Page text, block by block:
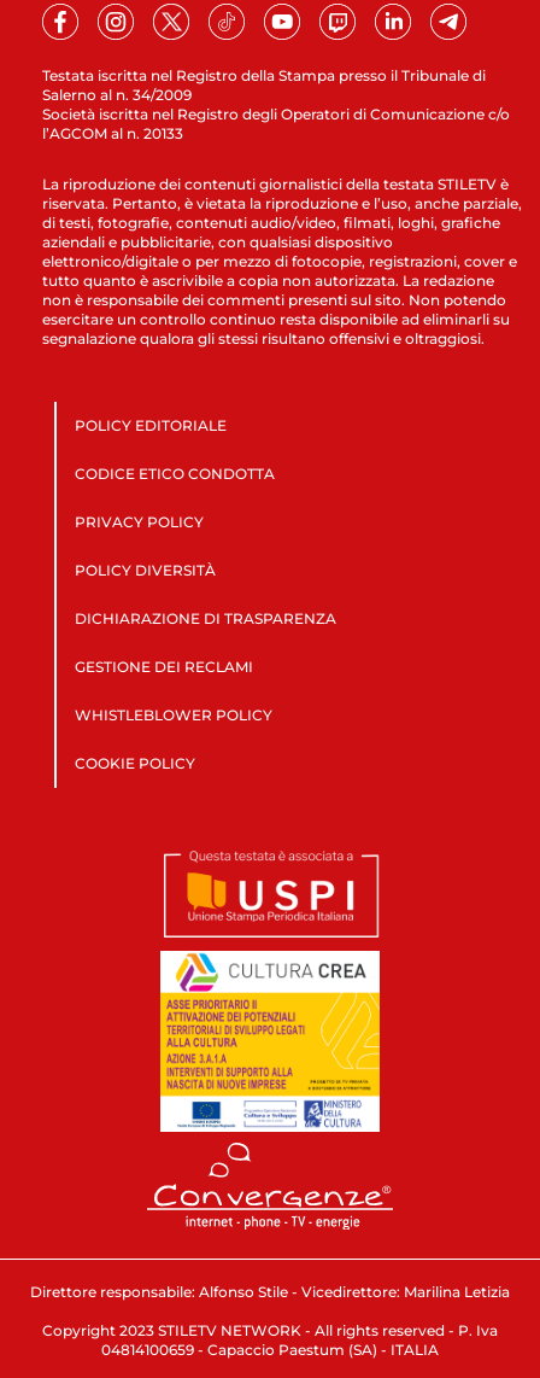
Testata iscritta nel Registro della Stampa presso il Tribunale di
Salerno al n. 34/2009
Società iscritta nel Registro degli Operatori di Comunicazione c/o
l’AGCOM al n. 20133
La riproduzione dei contenuti giornalistici della testata STILETV è
riservata. Pertanto, è vietata la riproduzione e l’uso, anche parziale,
di testi, fotografie, contenuti audio/video, filmati, loghi, grafiche
aziendali e pubblicitarie, con qualsiasi dispositivo
elettronico/digitale o per mezzo di fotocopie, registrazioni, cover e
tutto quanto è ascrivibile a copia non autorizzata. La redazione
non è responsabile dei commenti presenti sul sito. Non potendo
esercitare un controllo continuo resta disponibile ad eliminarli su
segnalazione qualora gli stessi risultano offensivi e oltraggiosi.
POLICY EDITORIALE
CODICE ETICO CONDOTTA
PRIVACY POLICY
POLICY DIVERSITÀ
DICHIARAZIONE DI TRASPARENZA
GESTIONE DEI RECLAMI
WHISTLEBLOWER POLICY
COOKIE POLICY
Direttore responsabile: Alfonso Stile - Vicedirettore: Marilina Letizia
Copyright 2023 STILETV NETWORK - All rights reserved - P. Iva
04814100659 - Capaccio Paestum (SA) - ITALIA